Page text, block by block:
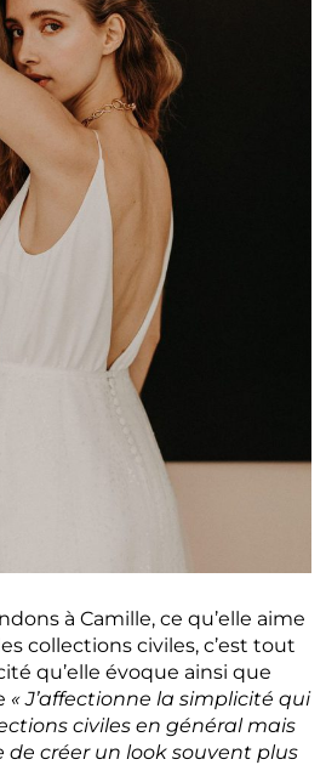
à Camille, ce qu’elle aime
collections civiles, c’est tout
qu’elle évoque ainsi que
« J’affectionne la simplicité qui
civiles en général mais
de créer un look souvent plus